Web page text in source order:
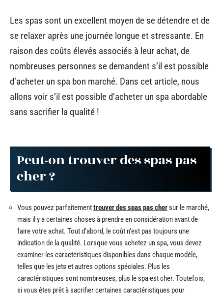
Les spas sont un excellent moyen de se détendre et de
se relaxer après une journée longue et stressante. En
raison des coûts élevés associés à leur achat, de
nombreuses personnes se demandent s’il est possible
d’acheter un spa bon marché. Dans cet article, nous
allons voir s’il est possible d’acheter un spa abordable
sans sacrifier la qualité !
Peut-on trouver des spas pas
cher ?
Vous pouvez parfaitementtrouver des spas pas chersur le marché,
mais il y a certaines choses à prendre en considération avant de
faire votre achat. Tout d’abord, le coût n’est pas toujours une
indication de la qualité. Lorsque vous achetez un spa, vous devez
examiner les caractéristiques disponibles dans chaque modèle,
telles que les jets et autres options spéciales. Plus les
caractéristiques sont nombreuses, plus le spa est cher. Toutefois,
si vous êtes prêt à sacrifier certaines caractéristiques pour